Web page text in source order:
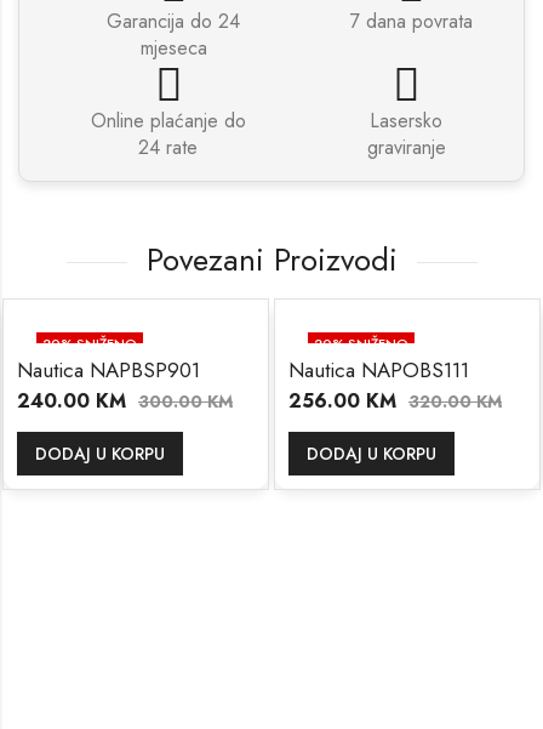
Garancija do 24
mjeseca
7 dana povrata
Online plaćanje do
24 rate
Lasersko
graviranje
Povezani Proizvodi
20% SNIŽENO
Nautica NAPBSP901
240.00KM 300.00KM
DODAJ U KORPU
20% SNIŽENO
Nautica NAPOBS111
256.00KM 320.00KM
DODAJ U KORPU